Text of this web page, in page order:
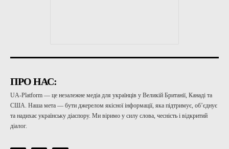
ПРО НАС:
UA-Platform — це незалежне медіа для українців у Великій Британії, Канаді та
США. Наша мета — бути джерелом якісної інформації, яка підтримує, об’єднує
та надихає українську діаспору. Ми віримо у силу слова, чесність і відкритий
діалог.